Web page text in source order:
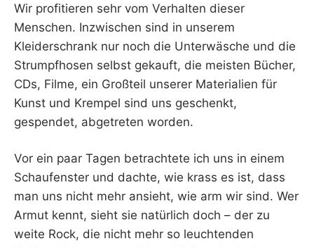
Wir profitieren sehr vom Verhalten dieser
Menschen. Inzwischen sind in unserem
Kleiderschrank nur noch die Unterwäsche und die
Strumpfhosen selbst gekauft, die meisten Bücher,
CDs, Filme, ein Großteil unserer Materialien für
Kunst und Krempel sind uns geschenkt,
gespendet, abgetreten worden.
Vor ein paar Tagen betrachtete ich uns in einem
Schaufenster und dachte, wie krass es ist, dass
man uns nicht mehr ansieht, wie arm wir sind. Wer
Armut kennt, sieht sie natürlich doch – der zu
weite Rock, die nicht mehr so leuchtenden